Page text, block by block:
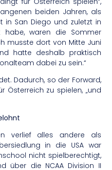
beiden Jahren, als
in San Diego und zuletzt in
habe, waren die Sommer
musste dort von Mitte Juni
hatte deshalb praktisch
dabei zu sein.“
Dadurch, so der Forward,
Österreich zu spielen, „und
verlief alles andere als
in die USA war
nicht spielberechtigt,
über die NCAA Division II